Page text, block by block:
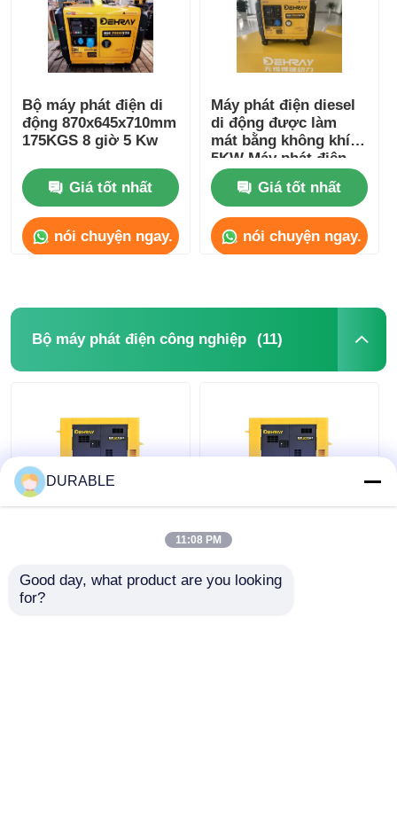
Bộ máy phát điện di
động 870x645x710mm
175KGS 8 giờ 5 Kw
Giá tốt nhất
nói chuyện ngay.
Máy phát điện diesel
di động được làm
mát bằng không khí
5KW Máy phát điện
dự phòng diesel tùy
chỉnh Giá tốt nhất
nói chuyện ngay.
Bộ máy phát điện công nghiệp (11)
thương mại di động
nhỏ gọn
13500mm cho sử
dụng công nghiệp
11KW 10KW
DURABLE
11:08 PM
Good day, what product are you looking
for?